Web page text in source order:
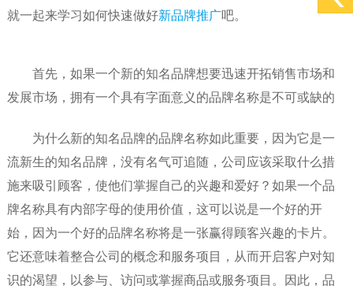
就一起来学习如何快速做好新品牌推广吧。
首先，如果一个新的知名品牌想要迅速开拓销售市场和
发展市场，拥有一个具有字面意义的品牌名称是不可或缺的
为什么新的知名品牌的品牌名称如此重要，因为它是一
流新生的知名品牌，没有名气可追随，公司应该采取什么措
施来吸引顾客，使他们掌握自己的兴趣和爱好？如果一个品
牌名称具有内部字母的使用价值，这可以说是一个好的开
始，因为一个好的品牌名称将是一张赢得顾客兴趣的卡片。
它还意味着整合公司的概念和服务项目，从而开启客户对知
识的渴望，以参与、访问或掌握商品或服务项目。因此，品